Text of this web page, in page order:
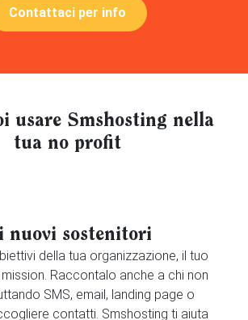
Contattaci per info
usare Smshosting nella
tua no profit
nuovi sostenitori
della tua organizzazione, il tuo
Raccontalo anche a chi non
SMS, email, landing page o
contatti. Smshosting ti aiuta